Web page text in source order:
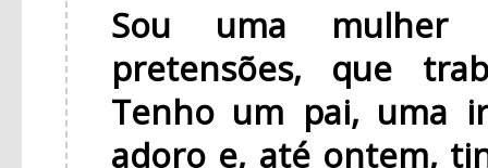
Sou uma mulher
pretensões, que
Tenho um pai, uma
adoro e, até ontem,